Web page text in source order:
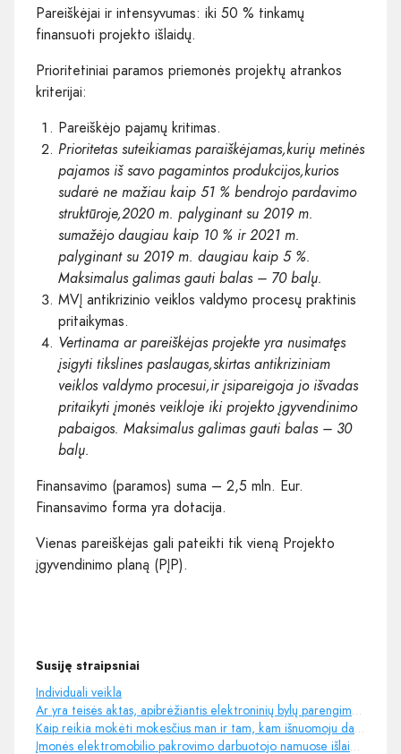
Pareiškėjai ir intensyvumas: iki 50 % tinkamų
finansuoti projekto išlaidų.
Prioritetiniai paramos priemonės projektų atrankos
kriterijai:
Pareiškėjo pajamų kritimas.
Prioritetas suteikiamas paraiškėjamas,kurių metinės
pajamos iš savo pagamintos produkcijos,kurios
sudarė ne mažiau kaip 51 % bendrojo pardavimo
struktūroje,2020 m. palyginant su 2019 m.
sumažėjo daugiau kaip 10 % ir 2021 m.
palyginant su 2019 m. daugiau kaip 5 %.
Maksimalus galimas gauti balas – 70 balų.
MVĮ antikrizinio veiklos valdymo procesų praktinis
pritaikymas.
Vertinama ar pareiškėjas projekte yra nusimatęs
įsigyti tikslines paslaugas,skirtas antikriziniam
veiklos valdymo procesui,ir įsipareigoja jo išvadas
pritaikyti įmonės veikloje iki projekto įgyvendinimo
pabaigos. Maksimalus galimas gauti balas – 30
balų.
Finansavimo (paramos) suma – 2,5 mln. Eur.
Finansavimo forma yra dotacija.
Vienas pareiškėjas gali pateikti tik vieną Projekto
įgyvendinimo planą (PĮP).
Susiję straipsniai
Individuali veikla
Ar yra teisės aktas, apibrėžiantis elektroninių bylų parengimo tvarką?
Kaip reikia mokėti mokesčius man ir tam, kam išnuomoju darbo vietą?
Įmonės elektromobilio pakrovimo darbuotojo namuose išlaidų pripažinimas